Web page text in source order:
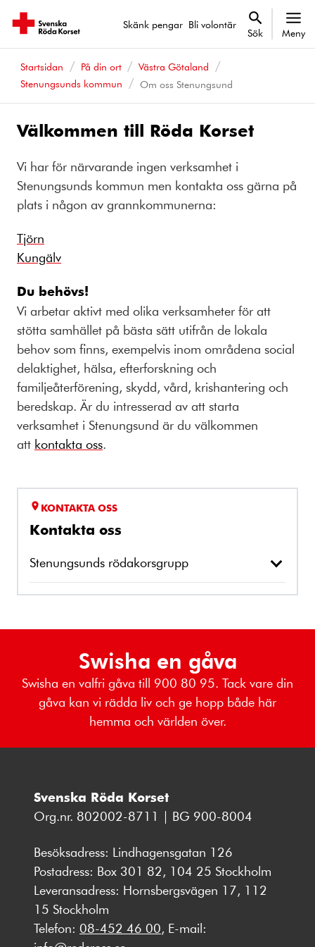
Skänk pengar Bli volontär
Sök Meny
Startsidan På din ort
Västra Götaland
Stenungsunds kommun
Om oss Stenungsund
Välkommen till Röda Korset
Vi har för närvarande ingen verksamhet i
Stenungsunds kommun men kontakta oss gärna på
plats i någon av grannkommunerna:
Tjörn
Kungälv
Du behövs!
Vi arbetar aktivt med olika verksamheter för att
stötta samhället på bästa sätt utifrån de lokala
behov som finns, exempelvis inom områdena social
delaktighet, hälsa, efterforskning och
familjeåterförening, skydd, vård, krishantering och
beredskap. Är du intresserad av att starta
verksamhet i Stenungsund är du välkommen
att kontakta oss.
KONTAKTA OSS
Kontakta oss
Stenungsunds rödakorsgrupp
Swisha en gåva
Swisha en valfri gåva till 900 80 95. Tack vare din
gåva kan vi rädda liv och ge hopp både här
hemma och världen över.
Svenska Röda Korset
Org.nr. 802002-8711 | BG 900-8004
Besöksadress: Lindhagensgatan 126
Postadress: Box 301 82, 104 25 Stockholm
Leveransadress: Hornsbergsvägen 17, 112
15 Stockholm
Telefon: 08-452 46 00, E-mail: